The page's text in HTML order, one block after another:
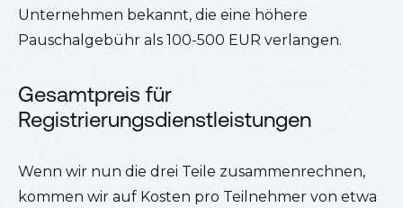
Unternehmen bekannt, die eine höhere
Pauschalgebühr als 100-500 EUR verlangen.
Gesamtpreis für
Registrierungsdienstleistungen
Wenn wir nun die drei Teile zusammenrechnen,
kommen wir auf Kosten pro Teilnehmer von etwa